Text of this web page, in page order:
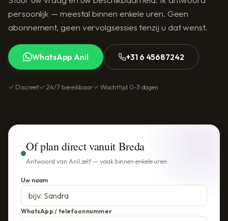
persoonlijk — meestal binnen enkele uren. Geen
abonnement, geen vervolgsessies tenzij u dat wenst.
WhatsApp Anil +31 6 45687242
✓ Discreet✓ 24/7 bereikbaar✓ Wachttijd 0-3 dagen
Of plan direct vanuit Breda
Antwoord van Anil zelf — vaak binnen enkele uren.
Uw naam
WhatsApp / telefoonnummer